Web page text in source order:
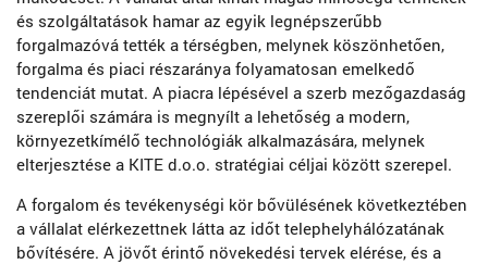
és szolgáltatások hamar az egyik legnépszerűbb
forgalmazóvá tették a térségben, melynek köszönhetően,
forgalma és piaci részaránya folyamatosan emelkedő
tendenciát mutat. A piacra lépésével a szerb mezőgazdaság
szereplői számára is megnyílt a lehetőség a modern,
környezetkímélő technológiák alkalmazására, melynek
elterjesztése a KITE d.o.o. stratégiai céljai között szerepel.
A forgalom és tevékenységi kör bővülésének következtében
a vállalat elérkezettnek látta az időt telephelyhálózatának
bővítésére. A jövőt érintő növekedési tervek elérése, és a